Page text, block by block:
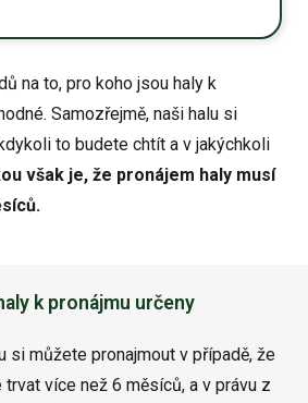
na to, pro koho jsou haly k
Samozřejmě, naši halu si
to budete chtít a v jakýchkoli
však je, že pronájem haly musí
k pronájmu určeny
si můžete pronajmout v případě, že
více než 6 měsíců, a v právu z